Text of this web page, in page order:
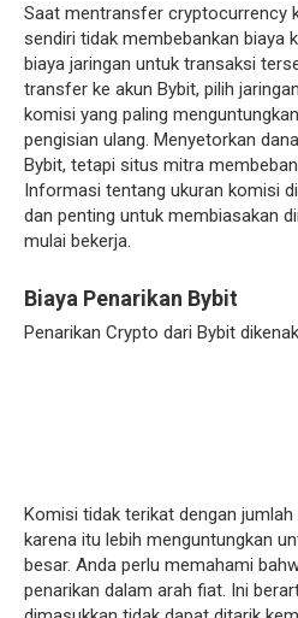
Saat mentransfer cryptocurrency
sendiri tidak membebankan biaya
biaya jaringan untuk transaksi
transfer ke akun Bybit, pilih
komisi yang paling
pengisian ulang. Menyetorkan
Bybit, tetapi situs mitra
Informasi tentang ukuran komisi
dan penting untuk membiasakan
mulai bekerja.
Biaya Penarikan Bybit
Penarikan Crypto dari Bybit
Komisi tidak terikat dengan jumlah
karena itu lebih menguntungkan
besar. Anda perlu memahami
penarikan dalam arah fiat. Ini